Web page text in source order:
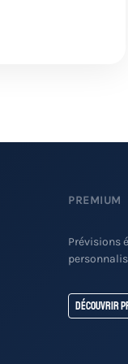
PREMIUM
Prévisions
Découvrir